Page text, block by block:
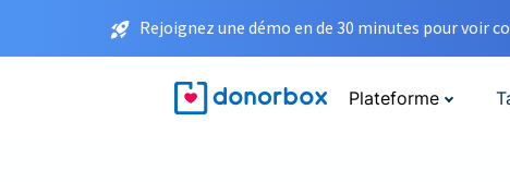
Rejoignez une démo en de 30 minutes pour voir
Plateforme